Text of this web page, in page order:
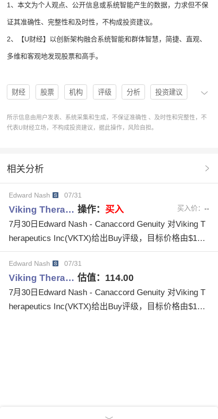
1、本文为个人观点、公开信息或系统智能产生的数据，力求但不保
证其准确性、完整性和及时性，不构成投资建议。
2、【U财经】以创新架构融合系统智能和群体智慧，简捷、直观、
多维和客观地发现股票和高手。
财经 股票 机构 评级 分析 投资建议
买入 买入评级 U股票 协作 操作
股票分析系统
DanielBrims SteveSeedhouse
所示信息由用户发表、系统采集和生成，不保证准确性 、及时性和完整性，不
代表U财经立场，不构成投资建议，据此操作，风险自担。
相关分析
Edward Nash 07/31
Viking Thera… 操作： 买入 买入价：--
7月30日Edward Nash - Canaccord Genuity 对Viking T
herapeutics Inc(VKTX)给出Buy评级，目标价格由$107.
00调整为$114.00。
Edward Nash 07/31
Viking Thera… 估值： 114.00
7月30日Edward Nash - Canaccord Genuity 对Viking T
herapeutics Inc(VKTX)给出Buy评级，目标价格由$107.